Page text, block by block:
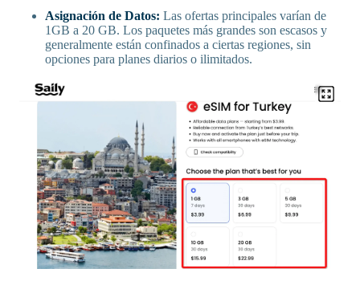
Asignación de Datos: Las ofertas principales varían de
1GB a 20 GB. Los paquetes más grandes son escasos y
generalmente están confinados a ciertas regiones, sin
opciones para planes diarios o ilimitados.